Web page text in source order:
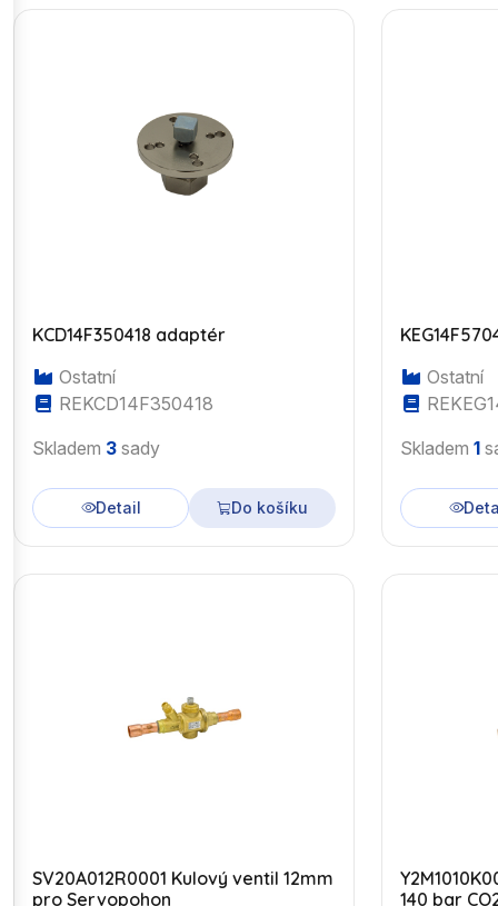
KCD14F350418 adaptér
Ostatní
REKCD14F350418
Skladem 3 sady
Detail Do košíku
Ostatní
Skladem 1
SV20A012R0001 Kulový ventil 12mm
pro Servopohon
140 bar